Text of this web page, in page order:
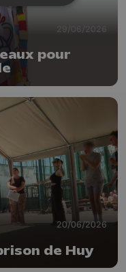
29/06/2026
pour
20/06/2026
de Huy